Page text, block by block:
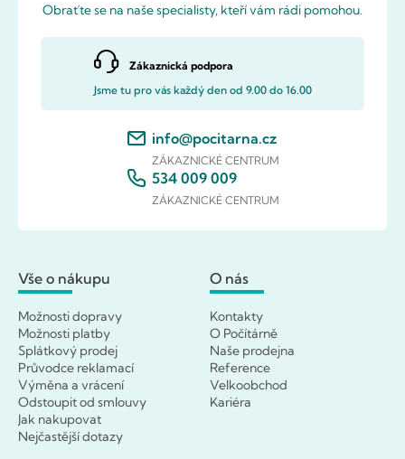
Obraťte se na naše specialisty, kteří vám rádi pomohou.
Zákaznická podpora
Jsme tu pro vás každý den od 9.00 do 16.00
info@pocitarna.cz
ZÁKAZNICKÉ CENTRUM
534 009 009
ZÁKAZNICKÉ CENTRUM
Vše o nákupu
Možnosti dopravy
Možnosti platby
Splátkový prodej
Průvodce reklamací
Výměna a vrácení
Odstoupit od smlouvy
Jak nakupovat
Nejčastější dotazy
O nás
Kontakty
O Počítárně
Naše prodejna
Reference
Velkoobchod
Kariéra